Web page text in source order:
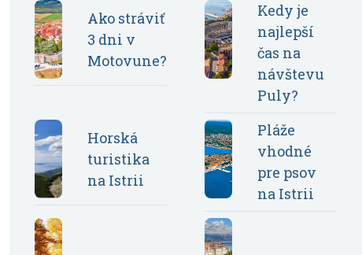
Ako stráviť
3 dni v
Motovune?
Kedy je
najlepší
čas na
návštevu
Puly?
Horská
turistika
na Istrii
Pláže
vhodné
pre psov
na Istrii